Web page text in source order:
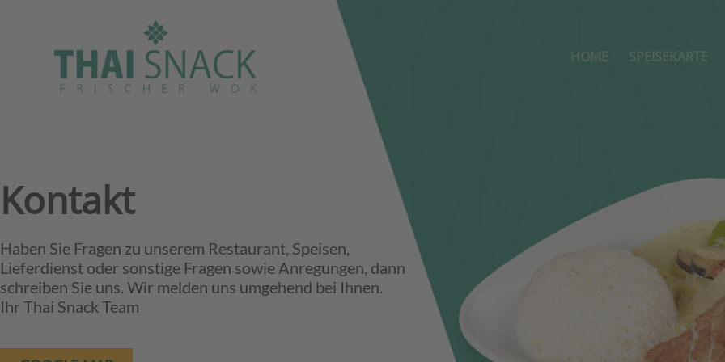
HOME SPEISEKARTE
Kontakt
Haben Sie Fragen zu unserem Restaurant, Speisen,
Lieferdienst oder sonstige Fragen sowie Anregungen, dann
schreiben Sie uns. Wir melden uns umgehend bei Ihnen.
Ihr Thai Snack Team